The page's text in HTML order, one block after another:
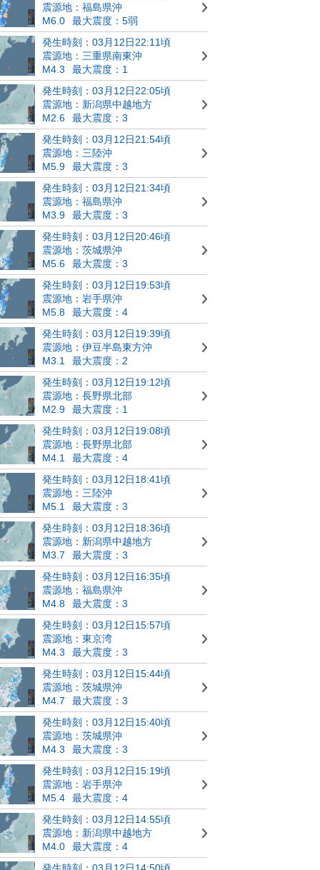
震源地：福島県沖
M6.0
最大震度：5弱
発生時刻：03月12日22:11頃
震源地：三重県南東沖
M4.3
最大震度：1
発生時刻：03月12日22:05頃
震源地：新潟県中越地方
M2.6
最大震度：3
発生時刻：03月12日21:54頃
震源地：三陸沖
M5.9
最大震度：3
発生時刻：03月12日21:34頃
震源地：福島県沖
M3.9
最大震度：3
発生時刻：03月12日20:46頃
震源地：茨城県沖
M5.6
最大震度：3
発生時刻：03月12日19:53頃
震源地：岩手県沖
M5.8
最大震度：4
発生時刻：03月12日19:39頃
震源地：伊豆半島東方沖
M3.1
最大震度：2
発生時刻：03月12日19:12頃
震源地：長野県北部
M2.9
最大震度：1
発生時刻：03月12日19:08頃
震源地：長野県北部
M4.1
最大震度：4
発生時刻：03月12日18:41頃
震源地：三陸沖
M5.1
最大震度：3
発生時刻：03月12日18:36頃
震源地：新潟県中越地方
M3.7
最大震度：3
発生時刻：03月12日16:35頃
震源地：福島県沖
M4.8
最大震度：3
発生時刻：03月12日15:57頃
震源地：東京湾
M4.3
最大震度：3
発生時刻：03月12日15:44頃
震源地：茨城県沖
M4.7
最大震度：3
発生時刻：03月12日15:40頃
震源地：茨城県沖
M4.3
最大震度：3
発生時刻：03月12日15:19頃
震源地：岩手県沖
M5.4
最大震度：4
発生時刻：03月12日14:55頃
震源地：新潟県中越地方
M4.0
最大震度：4
発生時刻：03月12日14:50頃